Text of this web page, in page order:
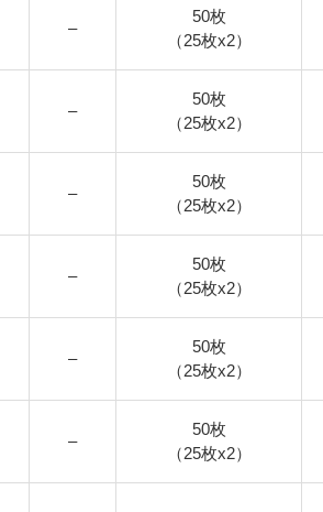
–
50枚
（25枚x2）
–
50枚
（25枚x2）
–
50枚
（25枚x2）
–
50枚
（25枚x2）
–
50枚
（25枚x2）
–
50枚
（25枚x2）